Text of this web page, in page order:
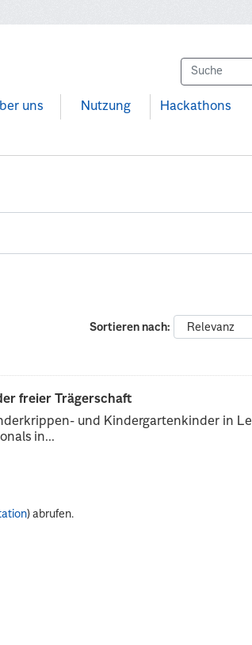
uns Nutzung Hackathons
Sortieren nach
freier Trägerschaft
und Kindergartenkinder in
in...
) abrufen.